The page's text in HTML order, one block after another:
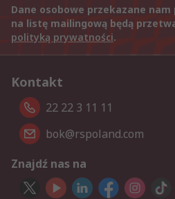
Dane osobowe przekazane
na listę mailingową będą
polityką prywatności.
Kontakt
22 22 3 11 11
bok@rspoland.com
Znajdź nas na